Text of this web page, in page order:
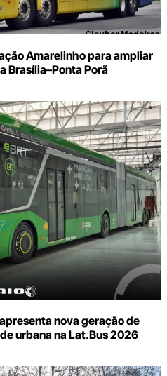
Amarelinho para ampliar
Brasília–Ponta Porã
nova geração de
urbana na Lat.Bus 2026